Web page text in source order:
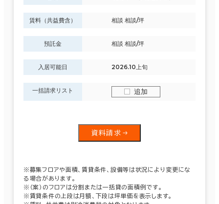
賃料（共益費含） 相談 相談/坪
預託金 相談 相談/坪
入居可能日 2026.10上旬
一括請求リスト 追加
資料請求
※募集フロアや面積、賃貸条件、設備等は状況により変更にな
る場合があります。
※（案）のフロアは分割または一括貸の面積例です。
※賃貸条件の上段は月額、下段は坪単価を表示します。